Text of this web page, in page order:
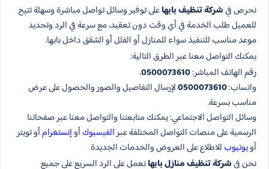
نحرص فيشركة تنظيف بابهاعلى توفير وسائل تواصل مباشرة وسهلة تتيح
للعميل طلب الخدمة في أي وقت دون تعقيد، مع سرعة في الرد وتحديد
موعد مناسب للتنفيذ سواء للمنازل أو الفلل أو الشقق داخل بابها.
يمكنك التواصل معنا عبر الطرق التالية:
رقم الهاتف المباشر:0500073610
.
واتساب:0500073610لإرسال التفاصيل والصور والحصول على عرض
مناسب بسرعة.
وسائل التواصل الاجتماعي: يمكنك متابعتنا والتواصل معنا عبر صفحاتنا
الرسمية على منصات التواصل المختلفة عبرالفيسبوكأوإنستغرامأو تويتر
أويوتيوب للاطلاع على العروض والخدمات الجديدة
نحن فيشركة تنظيف منازل بابهانعمل على الرد السريع على جميع